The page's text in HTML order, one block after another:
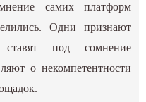
самих платформ
Одни признают
под сомнение
о некомпетентности